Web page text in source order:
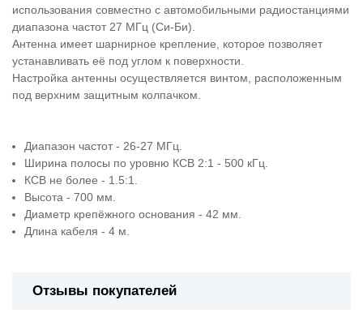
использования совместно с автомобильными радиостанциями
диапазона частот 27 МГц (Си-Би).
Антенна имеет шарнирное крепление, которое позволяет
устанавливать её под углом к поверхности.
Настройка антенны осуществляется винтом, расположенным
под верхним защитным колпачком.
Диапазон частот - 26-27 МГц.
Ширина полосы по уровню КСВ 2:1 - 500 кГц.
КСВ не более - 1.5:1.
Высота - 700 мм.
Диаметр крепёжного основания - 42 мм.
Длина кабеля - 4 м.
Отзывы покупателей